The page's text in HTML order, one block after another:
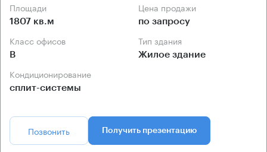
Площади
1807 кв.м
Цена продажи
по запросу
Класс офисов
B
Тип здания
Жилое здание
Кондиционирование
сплит-системы
Позвонить Получить презентацию